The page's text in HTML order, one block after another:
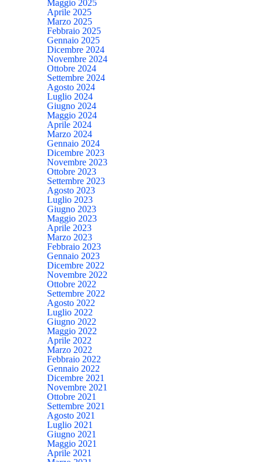
Maggio 2025
Aprile 2025
Marzo 2025
Febbraio 2025
Gennaio 2025
Dicembre 2024
Novembre 2024
Ottobre 2024
Settembre 2024
Agosto 2024
Luglio 2024
Giugno 2024
Maggio 2024
Aprile 2024
Marzo 2024
Gennaio 2024
Dicembre 2023
Novembre 2023
Ottobre 2023
Settembre 2023
Agosto 2023
Luglio 2023
Giugno 2023
Maggio 2023
Aprile 2023
Marzo 2023
Febbraio 2023
Gennaio 2023
Dicembre 2022
Novembre 2022
Ottobre 2022
Settembre 2022
Agosto 2022
Luglio 2022
Giugno 2022
Maggio 2022
Aprile 2022
Marzo 2022
Febbraio 2022
Gennaio 2022
Dicembre 2021
Novembre 2021
Ottobre 2021
Settembre 2021
Agosto 2021
Luglio 2021
Giugno 2021
Maggio 2021
Aprile 2021